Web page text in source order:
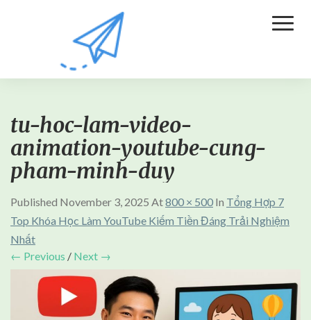
tu-hoc-lam-video-
animation-youtube-cung-
pham-minh-duy
Published November 3, 2025 At800 × 500 In Tổng Hợp 7
Top Khóa Học Làm YouTube Kiếm Tiền Đáng Trải Nghiệm
Nhất
← Previous / Next →